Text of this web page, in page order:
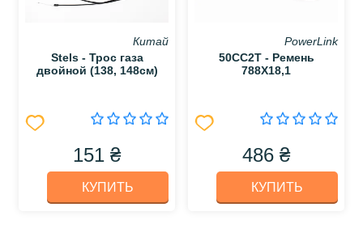
Китай
Stels - Трос газа
двойной (138, 148см)
151 ₴
КУПИТЬ
PowerLink
50CC2T - Ремень
788Х18,1
486 ₴
КУПИТЬ